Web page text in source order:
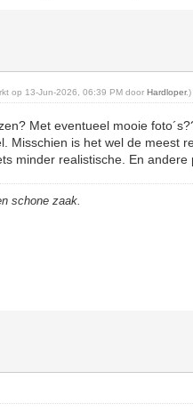
op 13-Jun-2026, 06:39 PM doorHardloper.)
Met eventueel mooie
Misschien is het wel de meest
minder realistische. En andere
schone zaak.